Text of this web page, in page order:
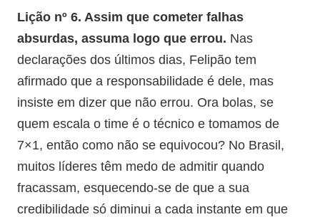
Lição nº 6. Assim que cometer falhas
absurdas, assuma logo que errou. Nas
declarações dos últimos dias, Felipão tem
afirmado que a responsabilidade é dele, mas
insiste em dizer que não errou. Ora bolas, se
quem escala o time é o técnico e tomamos de
7×1, então como não se equivocou? No Brasil,
muitos líderes têm medo de admitir quando
fracassam, esquecendo-se de que a sua
credibilidade só diminui a cada instante em que